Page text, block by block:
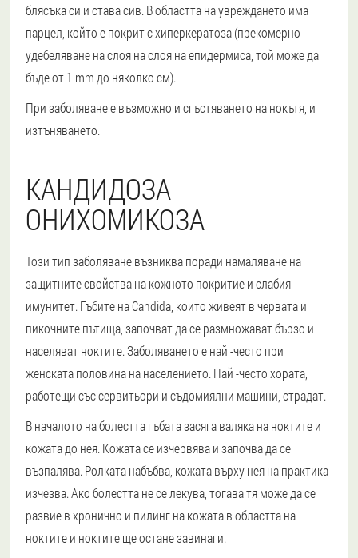
блясъка си и става сив. В областта на увреждането има
парцел, който е покрит с хиперкератоза (прекомерно
удебеляване на слоя на слоя на епидермиса, той може да
бъде от 1 mm до няколко см).
При заболяване е възможно и сгъстяването на нокътя, и
изтъняването.
КАНДИДОЗА
ОНИХОМИКОЗА
Този тип заболяване възниква поради намаляване на
защитните свойства на кожното покритие и слабия
имунитет. Гъбите на Candida, които живеят в червата и
пикочните пътища, започват да се размножават бързо и
населяват ноктите. Заболяването е най -често при
женската половина на населението. Най -често хората,
работещи със сервитьори и съдомиялни машини, страдат.
В началото на болестта гъбата засяга валяка на ноктите и
кожата до нея. Кожата се изчервява и започва да се
възпалява. Ролката набъбва, кожата върху нея на практика
изчезва. Ако болестта не се лекува, тогава тя може да се
развие в хронично и пилинг на кожата в областта на
ноктите и ноктите ще остане завинаги.